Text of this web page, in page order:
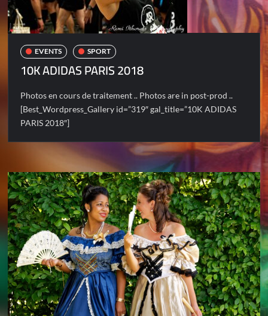
EVENTS SPORT
10K ADIDAS PARIS 2018
Photos en cours de traitement .. Photos are in post-prod ..
[Best_Wordpress_Gallery id=”319″ gal_title=”10K ADIDAS
PARIS 2018″]